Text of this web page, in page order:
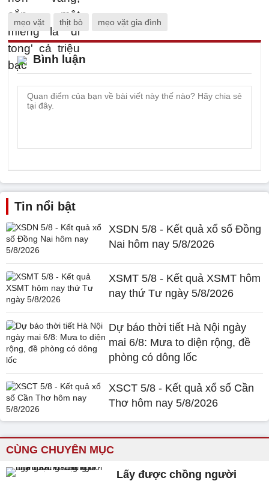
mẹo vặt thịt bò mẹo vặt gia đình
Bình luận
Tin nổi bật
XSDN 5/8 - Kết quả xổ số Đồng
Nai hôm nay 5/8/2026
XSMT 5/8 - Kết quả XSMT hôm
nay thứ Tư ngày 5/8/2026
Dự báo thời tiết Hà Nội ngày
mai 6/8: Mưa to diện rộng, đề
phòng có dông lốc
XSCT 5/8 - Kết quả xổ số Cần
Thơ hôm nay 5/8/2026
CÙNG CHUYÊN MỤC
Lấy được chồng người